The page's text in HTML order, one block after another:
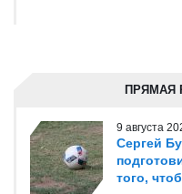
ПРЯМАЯ
9 августа
Сергей
того,